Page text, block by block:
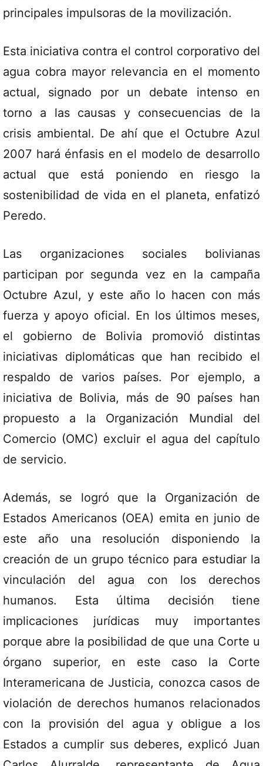
principales impulsoras de la movilización.
Esta iniciativa contra el control corporativo del
agua cobra mayor relevancia en el momento
actual, signado por un debate intenso en
torno a las causas y consecuencias de la
crisis ambiental. De ahí que el Octubre Azul
2007 hará énfasis en el modelo de desarrollo
actual que está poniendo en riesgo la
sostenibilidad de vida en el planeta, enfatizó
Peredo.
Las organizaciones sociales bolivianas
participan por segunda vez en la campaña
Octubre Azul, y este año lo hacen con más
fuerza y apoyo oficial. En los últimos meses,
el gobierno de Bolivia promovió distintas
iniciativas diplomáticas que han recibido el
respaldo de varios países. Por ejemplo, a
iniciativa de Bolivia, más de 90 países han
propuesto a la Organización Mundial del
Comercio (OMC) excluir el agua del capítulo
de servicio.
Además, se logró que la Organización de
Estados Americanos (OEA) emita en junio de
este año una resolución disponiendo la
creación de un grupo técnico para estudiar la
vinculación del agua con los derechos
humanos. Esta última decisión tiene
implicaciones jurídicas muy importantes
porque abre la posibilidad de que una Corte u
órgano superior, en este caso la Corte
Interamericana de Justicia, conozca casos de
violación de derechos humanos relacionados
con la provisión del agua y obligue a los
Estados a cumplir sus deberes, explicó Juan